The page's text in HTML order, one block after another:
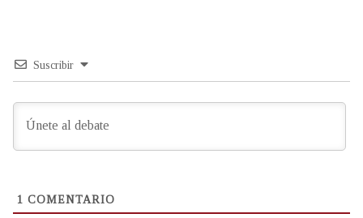
Suscribir
1 COMENTARIO